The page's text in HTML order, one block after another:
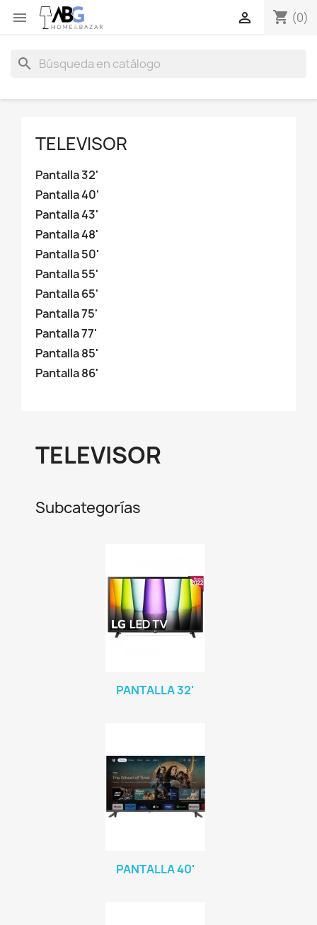
 shopping_cart (0)

search
TELEVISOR
Pantalla 32'
Pantalla 40'
Pantalla 43'
Pantalla 48'
Pantalla 50'
Pantalla 55'
Pantalla 65'
Pantalla 75'
Pantalla 77'
Pantalla 85'
Pantalla 86'
TELEVISOR
Subcategorías
PANTALLA 32'
PANTALLA 40'